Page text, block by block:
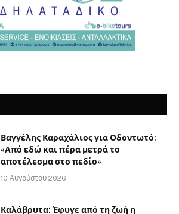
Βαγγέλης Καραχάλιος για Οδοντωτό:
«Από εδώ και πέρα μετρά το
αποτέλεσμα στο πεδίο»
10 Αυγούστου 2026
Καλάβρυτα: Έφυγε από τη ζωή η